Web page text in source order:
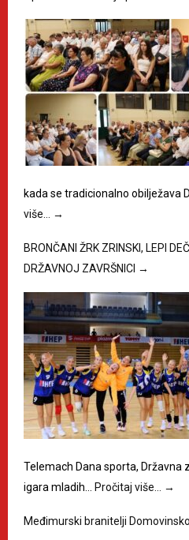
kada se tradicionalno obilježava
više… →
BRONČANI ŽRK ZRINSKI, LEPI
DRŽAVNOJ ZAVRŠNICI →
Telemach Dana sporta, Državna
igara mladih… Pročitaj više… →
Međimurski branitelji